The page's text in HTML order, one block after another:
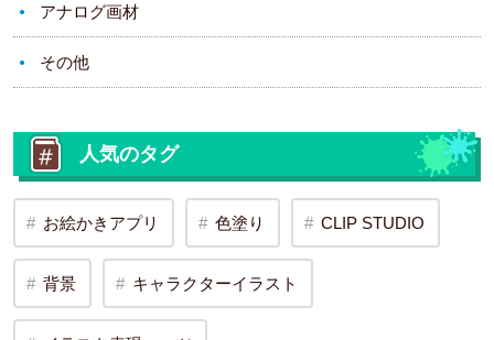
アナログ画材
その他
人気のタグ
お絵かきアプリ 色塗り CLIP STUDIO
背景 キャラクターイラスト